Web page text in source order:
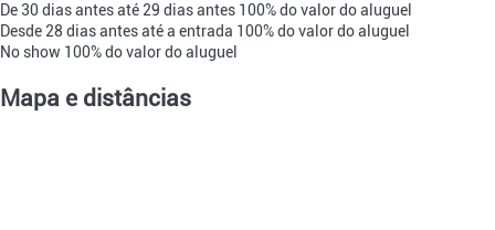
De 30 dias antes até 29 dias antes 100% do valor do aluguel
Desde 28 dias antes até a entrada 100% do valor do aluguel
No show 100% do valor do aluguel
Mapa e distâncias